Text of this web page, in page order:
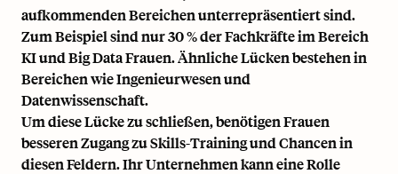
aufkommenden Bereichen unterrepräsentiert sind.
Zum Beispiel sind nur 30 % der Fachkräfte im Bereich
KI und Big Data Frauen. Ähnliche Lücken bestehen in
Bereichen wie Ingenieurwesen und
Datenwissenschaft.
Um diese Lücke zu schließen, benötigen Frauen
besseren Zugang zuSkills-Trainingund Chancen in
diesen Feldern. Ihr Unternehmen kann eine Rolle